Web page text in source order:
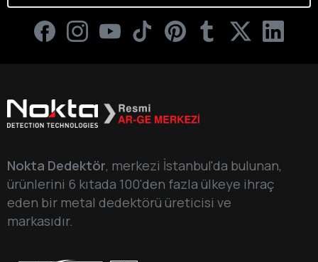
Nokta Dedektör, merkezi İstanbul'da bulunan,
ürünlerini 6 kıtada 100'den fazla ülkeye ihraç
eden bir metal dedektörü üreticisi ve
markasıdır.